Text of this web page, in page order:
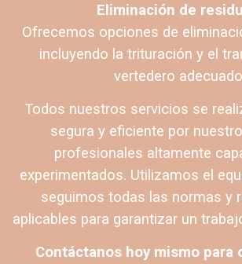
Eliminación de
Ofrecemos opciones de
incluyendo la trituración y el
vertedero
Todos nuestros servicios se
segura y eficiente por
profesionales altamente
experimentados. Utilizamos el
seguimos todas las normas y
aplicables para garantizar un
Contáctanos hoy mismo para